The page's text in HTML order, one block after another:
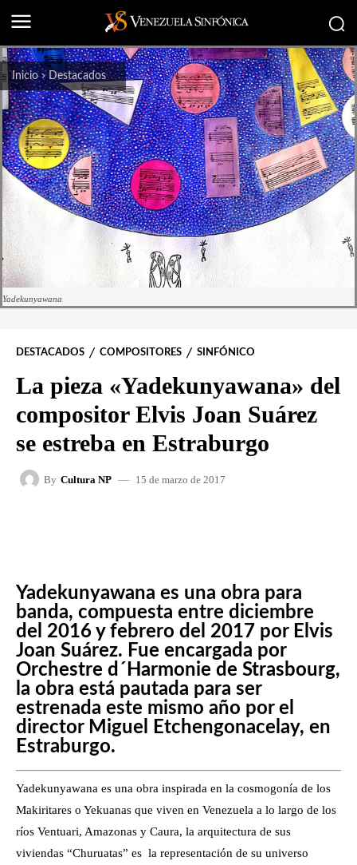
Inicio Destacados
Yadekunyawana
DESTACADOS COMPOSITORES SINFÓNICO
La pieza «Yadekunyawana» del
compositor Elvis Joan Suárez
se estreba en Estraburgo
By Cultura NP 15 de marzo de 2017
Yadekunyawana es una obra para
banda, compuesta entre diciembre
del 2016 y febrero del 2017 por Elvis
Joan Suárez. Fue encargada por
Orchestre d´Harmonie de Strasbourg,
la obra está pautada para ser
estrenada este mismo año por el
director Miguel Etchengonacelay, en
Estraburgo.
Yadekunyawana es una obra inspirada en la cosmogonía de los
Makiritares o Yekuanas que viven en Venezuela a lo largo de los
ríos Ventuari, Amazonas y Caura, la arquitectura de sus
viviendas “Churuatas” es la representación de su universo